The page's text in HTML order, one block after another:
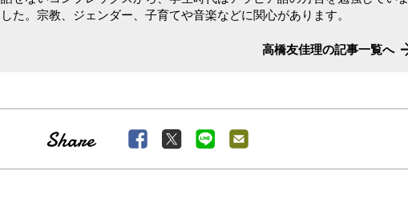
した。宗教、ジェンダー、子育てや音楽などに関心があります。
高橋友佳理の記事一覧へ